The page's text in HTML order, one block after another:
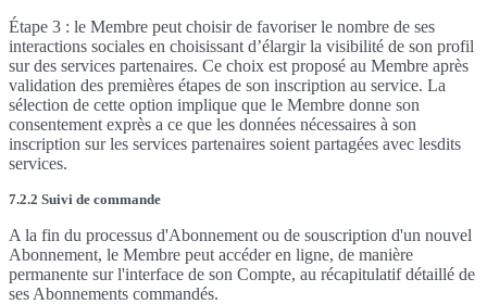
Étape 3 : le Membre peut choisir de favoriser le nombre de ses
interactions sociales en choisissant d’élargir la visibilité de son profil
sur des services partenaires. Ce choix est proposé au Membre après
validation des premières étapes de son inscription au service. La
sélection de cette option implique que le Membre donne son
consentement exprès a ce que les données nécessaires à son
inscription sur les services partenaires soient partagées avec lesdits
services.
7.2.2 Suivi de commande
A la fin du processus d'Abonnement ou de souscription d'un nouvel
Abonnement, le Membre peut accéder en ligne, de manière
permanente sur l'interface de son Compte, au récapitulatif détaillé de
ses Abonnements commandés.